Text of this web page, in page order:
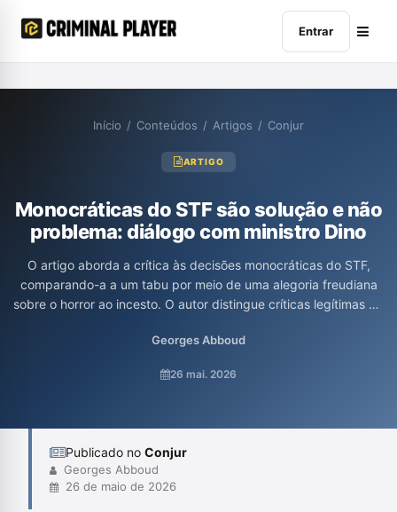
Entrar
Início / Conteúdos / Artigos / Conjur
ARTIGO
Monocráticas do STF são solução e não
problema: diálogo com ministro Dino
O artigo aborda a crítica às decisões monocráticas do STF,
comparando-a a um tabu por meio de uma alegoria freudiana
sobre o horror ao incesto. O autor distingue críticas legítimas de
decisões individuais no contexto do sistema jurídico brasileiro e
reforçando que, longe de serem um problema, as monocráticas
Georges Abboud
26 mai. 2026
Publicado no Conjur
Georges Abboud
26 de maio de 2026